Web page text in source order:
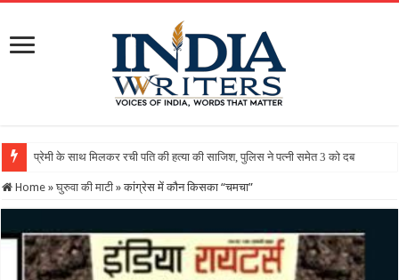
Home » घुरुवा की माटी » कांग्रेस में कौन किसका “चमचा”